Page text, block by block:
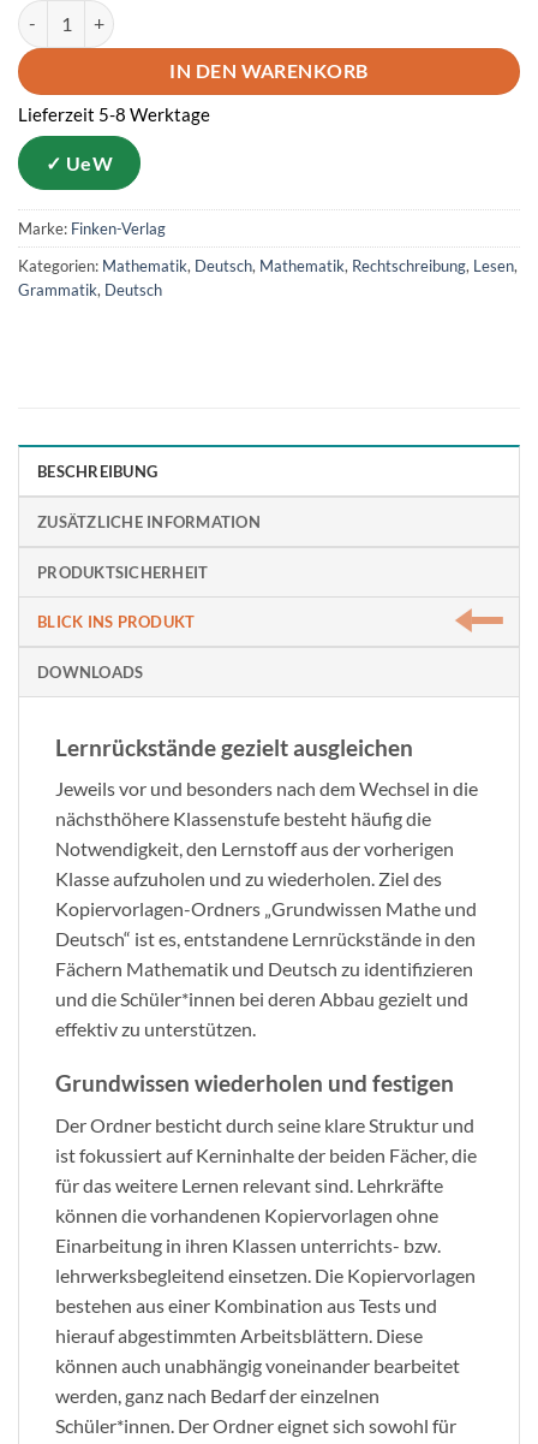
Grundwissen Deutsch und Mathe aus Klasse 4 Menge
IN DEN WARENKORB
Lieferzeit 5-8 Werktage
Kategorien: Mathematik, Deutsch, Mathematik, Rechtschreibung, Lesen,
Grammatik, Deutsch
Marke: Finken-Verlag
BESCHREIBUNG
ZUSÄTZLICHE INFORMATION
PRODUKTSICHERHEIT
BLICK INS PRODUKT
DOWNLOADS
Lernrückstände gezielt ausgleichen
Jeweils vor und besonders nach dem Wechsel in die
nächsthöhere Klassenstufe besteht häufig die
Notwendigkeit, den Lernstoff aus der vorherigen
Klasse aufzuholen und zu wiederholen. Ziel des
Kopiervorlagen-Ordners „Grundwissen Mathe und
Deutsch“ ist es, entstandene Lernrückstände in den
Fächern Mathematik und Deutsch zu identifizieren
und die Schüler*innen bei deren Abbau gezielt und
effektiv zu unterstützen.
Grundwissen wiederholen und festigen
Der Ordner besticht durch seine klare Struktur und
ist fokussiert auf Kerninhalte der beiden Fächer, die
für das weitere Lernen relevant sind. Lehrkräfte
können die vorhandenen Kopiervorlagen ohne
Einarbeitung in ihren Klassen unterrichts- bzw.
lehrwerksbegleitend einsetzen. Die Kopiervorlagen
bestehen aus einer Kombination aus Tests und
hierauf abgestimmten Arbeitsblättern. Diese
können auch unabhängig voneinander bearbeitet
werden, ganz nach Bedarf der einzelnen
Schüler*innen. Der Ordner eignet sich sowohl für